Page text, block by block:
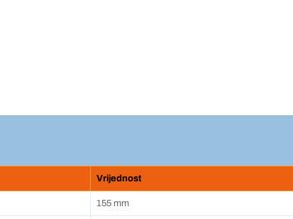
Vrijednost
155 mm